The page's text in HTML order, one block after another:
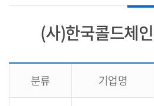
(사)한국콜드체
분류 기업명